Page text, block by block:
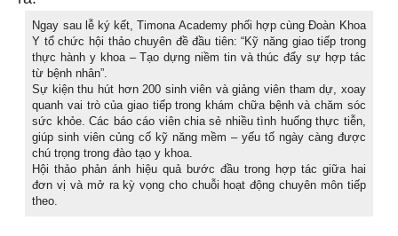
Ngay sau lễ ký kết, Timona Academy phối hợp cùng Đoàn Khoa
Y tổ chức hội thảo chuyên đề đầu tiên: “Kỹ năng giao tiếp trong
thực hành y khoa – Tạo dựng niềm tin và thúc đẩy sự hợp tác
từ bệnh nhân”.
Sự kiện thu hút hơn 200 sinh viên và giảng viên tham dự, xoay
quanh vai trò của giao tiếp trong khám chữa bệnh và chăm sóc
sức khỏe. Các báo cáo viên chia sẻ nhiều tình huống thực tiễn,
giúp sinh viên củng cố kỹ năng mềm – yếu tố ngày càng được
chú trọng trong đào tạo y khoa.
Hội thảo phản ánh hiệu quả bước đầu trong hợp tác giữa hai
đơn vị và mở ra kỳ vọng cho chuỗi hoạt động chuyên môn tiếp
theo.